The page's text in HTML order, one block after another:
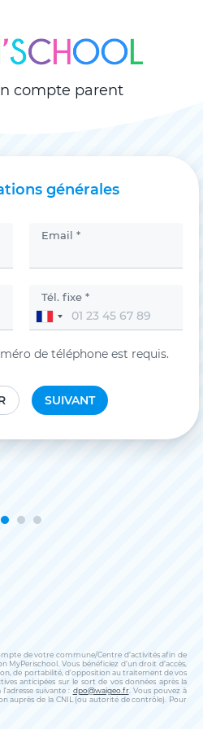
compte parent
générales
Email *
Tél. fixe *
de téléphone est requis.
SUIVANT
de votre commune/Centre d’activités afin de
Vous bénéficiez d’un droit d’accès,
de portabilité, d’opposition au traitement de vos
anticipées sur le sort de vos données après la
suivante : dpo@waigeo.fr. Vous pouvez à
de la CNIL (ou autorité de contrôle). Pour